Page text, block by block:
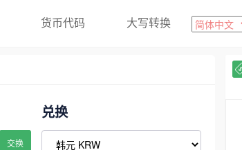
货币代码 大写转换
交换
兑换